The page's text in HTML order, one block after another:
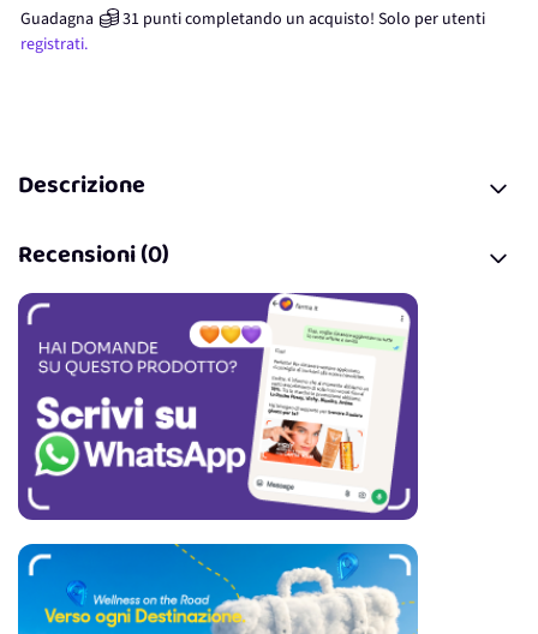
Guadagna 31 punticompletando un acquisto! Solo per utenti
registrati.
Descrizione
Recensioni (0)